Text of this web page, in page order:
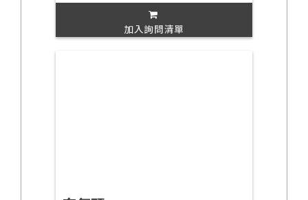
加入詢問清單